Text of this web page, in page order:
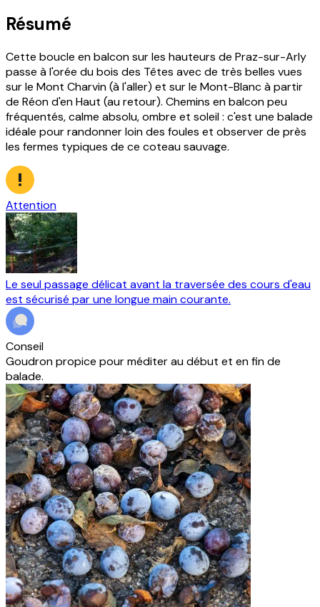
Résumé
Cette boucle en balcon sur les hauteurs de Praz-sur-Arly
passe à l'orée du bois des Têtes avec de très belles vues
sur le Mont Charvin (à l'aller) et sur le Mont-Blanc à partir
de Réon d'en Haut (au retour). Chemins en balcon peu
fréquentés, calme absolu, ombre et soleil : c'est une balade
idéale pour randonner loin des foules et observer de près
les fermes typiques de ce coteau sauvage.
Attention
Le seul passage délicat avant la traversée des cours d'eau
est sécurisé par une longue main courante.
Conseil
Goudron propice pour méditer au début et en fin de
balade.